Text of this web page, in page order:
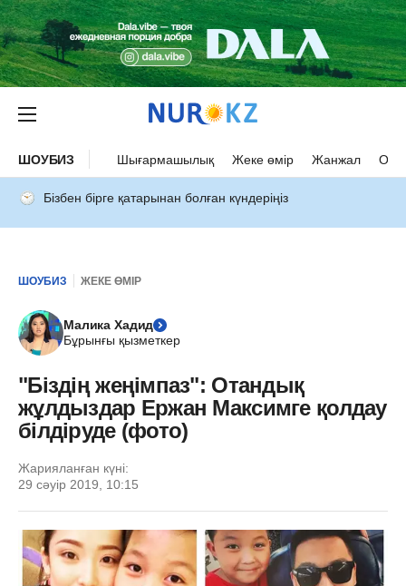
ШОУБИЗ Шығармашылық Жеке өмір Жанжал
Бізбен бірге қатарынан болған күндеріңіз
ШОУБИЗ ЖЕКЕ ӨМІР
Малика Хадид
Бұрынғы қызметкер
"Біздің жеңімпаз": Отандық
жұлдыздар Ержан Максимге қолдау
білдіруде (фото)
Жарияланған күні:
29 сәуір 2019, 10:15